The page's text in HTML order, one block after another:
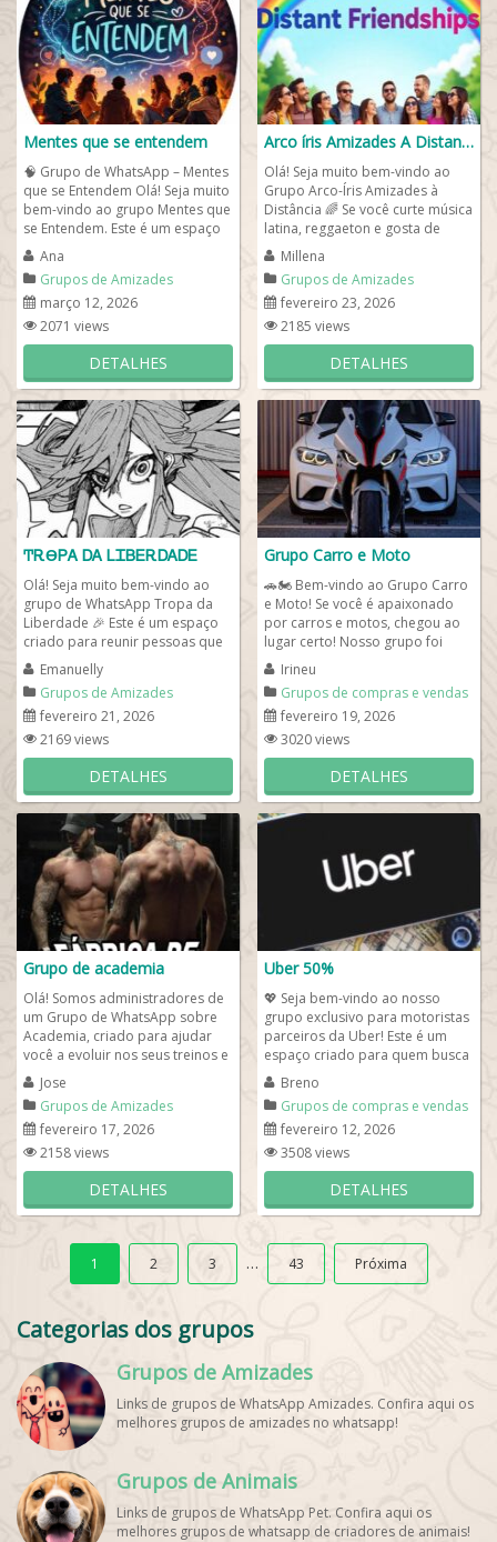
Mentes que se entendem
🧠 Grupo de WhatsApp – Mentes
que se Entendem Olá! Seja muito
bem-vindo ao grupo Mentes que
se Entendem. Este é um espaço
criado para pessoas que...
Ana
Grupos de Amizades
março 12, 2026
2071 views
DETALHES
Arco íris Amizades A Distancia
Olá! Seja muito bem-vindo ao
Grupo Arco-Íris Amizades à
Distância 🌈 Se você curte música
latina, reggaeton e gosta de
conhecer novas pessoas que...
Millena
Grupos de Amizades
fevereiro 23, 2026
2185 views
DETALHES
ͲᎡϴᏢᎪ ᎠᎪ ᏞᏆᏴᎬᎡᎠᎪᎠᎬ
Olá! Seja muito bem-vindo ao
grupo de WhatsApp Tropa da
Liberdade 🎉 Este é um espaço
criado para reunir pessoas que
valorizam respeito, diálogo...
Emanuelly
Grupos de Amizades
fevereiro 21, 2026
2169 views
DETALHES
Grupo Carro e Moto
🚗🏍️ Bem-vindo ao Grupo Carro
e Moto! Se você é apaixonado
por carros e motos, chegou ao
lugar certo! Nosso grupo foi
criado para reunir pessoas que...
Irineu
Grupos de compras e vendas
fevereiro 19, 2026
3020 views
DETALHES
Grupo de academia
Olá! Somos administradores de
um Grupo de WhatsApp sobre
Academia, criado para ajudar
você a evoluir nos seus treinos e
conquistar melhores resultados
de...
Jose
Grupos de Amizades
fevereiro 17, 2026
2158 views
DETALHES
Uber 50%
💖 Seja bem-vindo ao nosso
grupo exclusivo para motoristas
parceiros da Uber! Este é um
espaço criado para quem busca
oportunidades de corridas
com...
Breno
Grupos de compras e vendas
fevereiro 12, 2026
3508 views
DETALHES
1 2 3 … 43 Próxima
Categorias dos grupos
Grupos de Amizades
Links de grupos de WhatsApp Amizades. Confira aqui os
melhores grupos de amizades no whatsapp!
Grupos de Animais
Links de grupos de WhatsApp Pet. Confira aqui os
melhores grupos de whatsapp de criadores de animais!